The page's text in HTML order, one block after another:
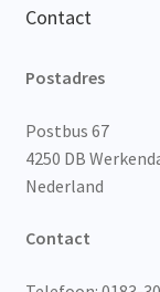
Contact
Postadres
Postbus 67
4250 DB
Nederland
Contact